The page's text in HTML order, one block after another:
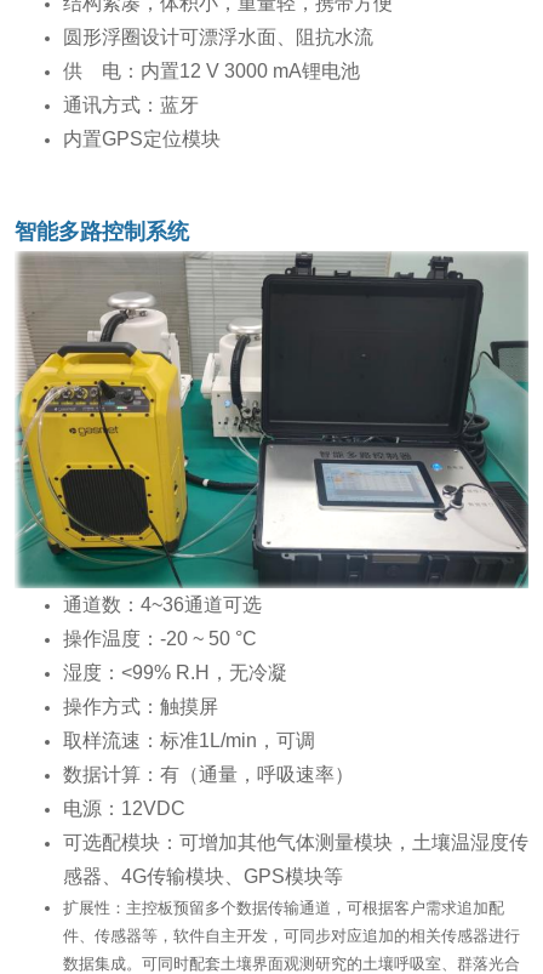
圆形浮圈设计可漂浮水面、阻抗水流
供 电：内置12 V 3000 mA锂电池
通讯方式：蓝牙
内置GPS定位模块
智能多路控制系统
通道数：4~36通道可选
操作温度：-20 ~ 50 °C
湿度：<99% R.H，无冷凝
操作方式：触摸屏
取样流速：标准1L/min，可调
数据计算：有（通量，呼吸速率）
电源：12VDC
可选配模块：可增加其他气体测量模块，土壤温湿度传
感器、4G传输模块、GPS模块等
扩展性：主控板预留多个数据传输通道，可根据客户需求追加配
件、传感器等，软件自主开发，可同步对应追加的相关传感器进行
数据集成。可同时配套土壤界面观测研究的土壤呼吸室、群落光合